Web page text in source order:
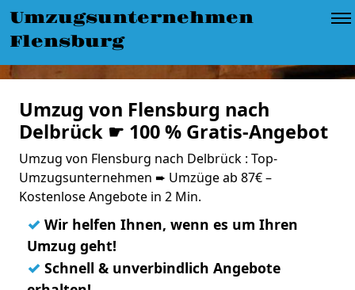
Umzugsunternehmen
Flensburg
Umzug von Flensburg nach
Delbrück ☛ 100 % Gratis-Angebot
Umzug von Flensburg nach Delbrück : Top-
Umzugsunternehmen ➨ Umzüge ab 87€ –
Kostenlose Angebote in 2 Min.
✓ Wir helfen Ihnen, wenn es um Ihren
Umzug geht!
✓ Schnell & unverbindlich Angebote